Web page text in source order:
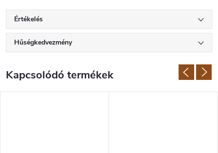
Értékelés
Hűségkedvezmény
Kapcsolódó termékek